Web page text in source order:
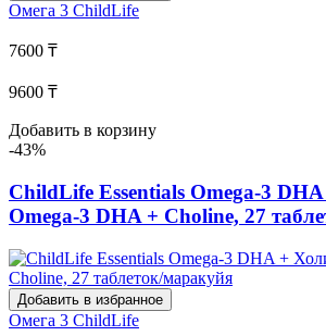
Омега 3 ChildLife
7600 ₸
9600 ₸
Добавить в корзину
-43%
ChildLife Essentials Omega-3
Omega-3 DHA + Choline, 27
Добавить в избранное
Омега 3 ChildLife